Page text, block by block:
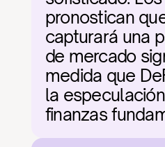
pronostican
capturará una
de mercado
medida que
la
finanzas